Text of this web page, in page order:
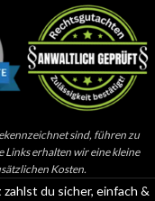
sind, führen zu
Links erhalten wir eine kleine
Kosten.
zahlst du sicher, einfach &